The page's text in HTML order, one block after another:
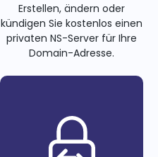
Erstellen, ändern oder
kündigen Sie kostenlos einen
privaten NS-Server für Ihre
Domain-Adresse.